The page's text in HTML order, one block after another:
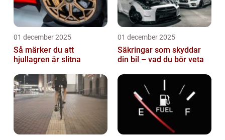
01 december 2025
Så märker du att
hjullagren är slitna
01 december 2025
Säkringar som skyddar
din bil – vad du bör veta